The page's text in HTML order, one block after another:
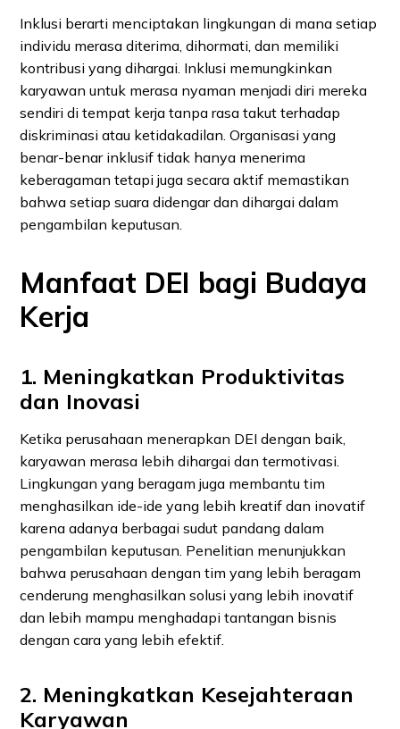
Inklusi berarti menciptakan lingkungan di mana setiap
individu merasa diterima, dihormati, dan memiliki
kontribusi yang dihargai. Inklusi memungkinkan
karyawan untuk merasa nyaman menjadi diri mereka
sendiri di tempat kerja tanpa rasa takut terhadap
diskriminasi atau ketidakadilan. Organisasi yang
benar-benar inklusif tidak hanya menerima
keberagaman tetapi juga secara aktif memastikan
bahwa setiap suara didengar dan dihargai dalam
pengambilan keputusan.
Manfaat DEI bagi Budaya
Kerja
1. Meningkatkan Produktivitas
dan Inovasi
Ketika perusahaan menerapkan DEI dengan baik,
karyawan merasa lebih dihargai dan termotivasi.
Lingkungan yang beragam juga membantu tim
menghasilkan ide-ide yang lebih kreatif dan inovatif
karena adanya berbagai sudut pandang dalam
pengambilan keputusan. Penelitian menunjukkan
bahwa perusahaan dengan tim yang lebih beragam
cenderung menghasilkan solusi yang lebih inovatif
dan lebih mampu menghadapi tantangan bisnis
dengan cara yang lebih efektif.
2. Meningkatkan Kesejahteraan
Karyawan